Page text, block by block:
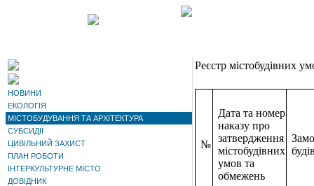
НОВИНИ
ЕКОЛОГІЯ
МІСТОБУДУВАННЯ ТА АРХІТЕКТУРА
СУБСИДІЇ
ЦИВІЛЬНИЙ ЗАХИСТ
ПЛАН РОБОТИ
ІНТЕРКУЛЬТУРНЕ МІСТО
ДОВІДНИК
Реєстр містобудівних
№
Дата та номер
наказу про
затвердження
містобудівних
умов та
обмежень